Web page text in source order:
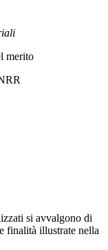
merito
si avvalgono di
finalità illustrate nella